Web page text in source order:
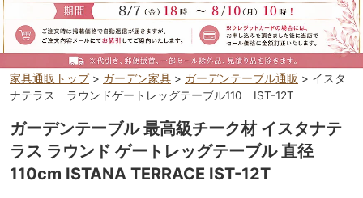
家具通販トップ> ガーデン家具 > ガーデンテーブル通販 > イスタ
ナテラス ラウンドゲートレッグテーブル110 IST-12T
ガーデンテーブル 最高級チーク材 イスタナテ
ラス ラウンド ゲートレッグテーブル 直径
110cm ISTANA TERRACE IST-12T